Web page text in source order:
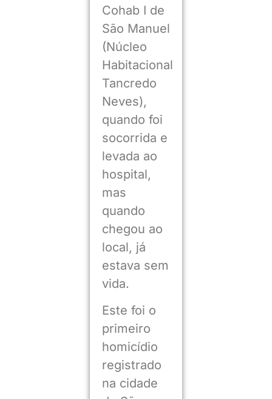
Cohab I de
São Manuel
(Núcleo
Habitacional
Tancredo
Neves),
quando foi
socorrida e
levada ao
hospital,
mas
quando
chegou ao
local, já
estava sem
vida.
Este foi o
primeiro
homicídio
registrado
na cidade